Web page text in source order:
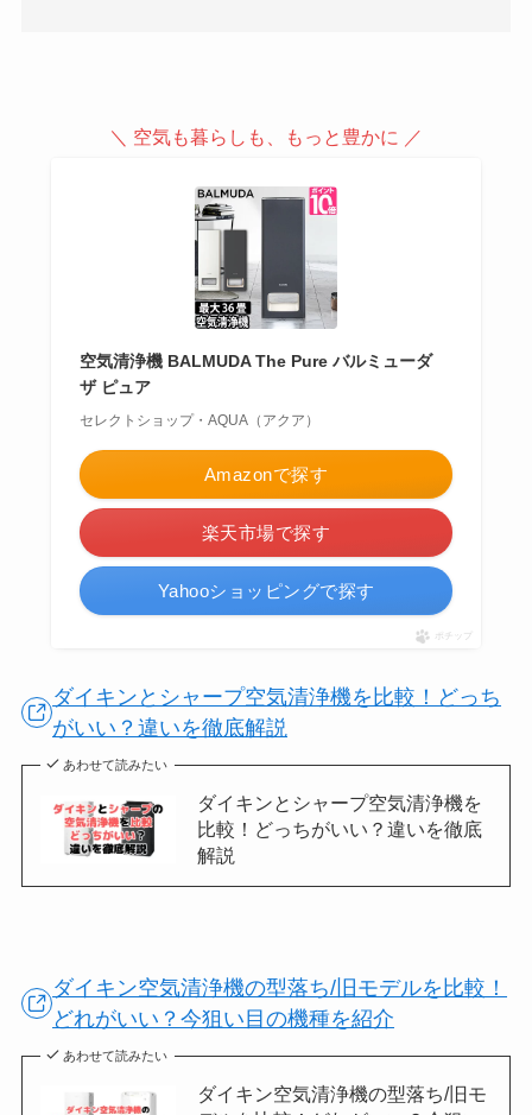
＼ 空気も暮らしも、もっと豊かに ／
空気清浄機 BALMUDA The Pure バルミューダ
ザ ピュア
セレクトショップ・AQUA（アクア）
Amazonで探す
楽天市場で探す
Yahooショッピングで探す
ポチップ
ダイキンとシャープ空気清浄機を比較！どっち
がいい？違いを徹底解説
あわせて読みたい
ダイキンとシャープ空気清浄機を
比較！どっちがいい？違いを徹底
解説
ダイキン空気清浄機の型落ち/旧モデルを比較！
どれがいい？今狙い目の機種を紹介
あわせて読みたい
ダイキン空気清浄機の型落ち/旧モ